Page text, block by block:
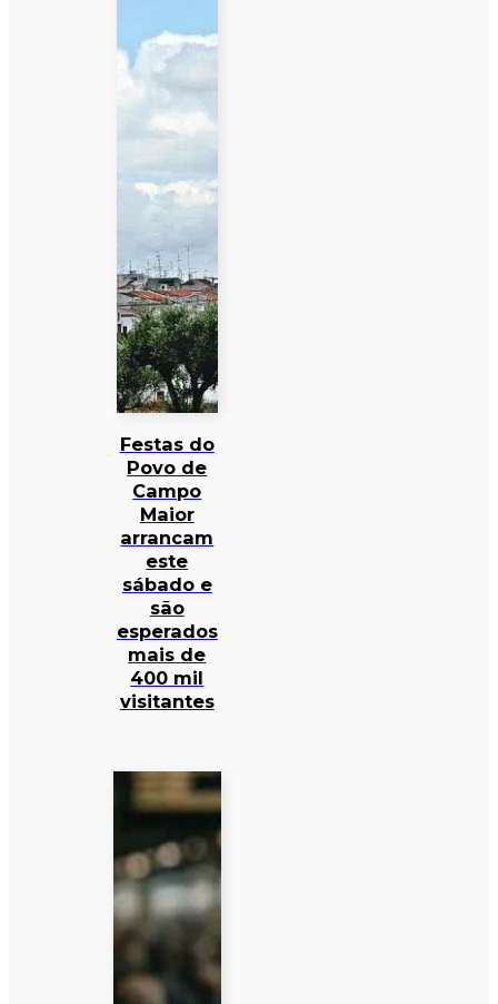
Festas do
Povo de
Campo
Maior
arrancam
este
sábado e
são
esperados
mais de
400 mil
visitantes